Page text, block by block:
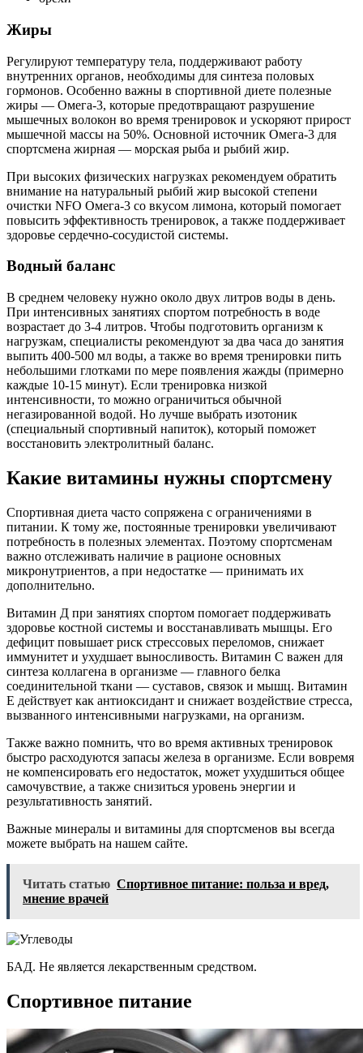
Жиры
Регулируют температуру тела, поддерживают работу
внутренних органов, необходимы для синтеза половых
гормонов. Особенно важны в спортивной диете полезные
жиры — Омега-3, которые предотвращают разрушение
мышечных волокон во время тренировок и ускоряют прирост
мышечной массы на 50%. Основной источник Омега-3 для
спортсмена жирная — морская рыба и рыбий жир.
При высоких физических нагрузках рекомендуем обратить
внимание на натуральный рыбий жир высокой степени
очистки NFO Омега-3 со вкусом лимона, который помогает
повысить эффективность тренировок, а также поддерживает
здоровье сердечно-сосудистой системы.
Водный баланс
В среднем человеку нужно около двух литров воды в день.
При интенсивных занятиях спортом потребность в воде
возрастает до 3-4 литров. Чтобы подготовить организм к
нагрузкам, специалисты рекомендуют за два часа до занятия
выпить 400-500 мл воды, а также во время тренировки пить
небольшими глотками по мере появления жажды (примерно
каждые 10-15 минут). Если тренировка низкой
интенсивности, то можно ограничиться обычной
негазированной водой. Но лучше выбрать изотоник
(специальный спортивный напиток), который поможет
восстановить электролитный баланс.
Какие витамины нужны спортсмену
Спортивная диета часто сопряжена с ограничениями в
питании. К тому же, постоянные тренировки увеличивают
потребность в полезных элементах. Поэтому спортсменам
важно отслеживать наличие в рационе основных
микронутриентов, а при недостатке — принимать их
дополнительно.
Витамин Д при занятиях спортом помогает поддерживать
здоровье костной системы и восстанавливать мышцы. Его
дефицит повышает риск стрессовых переломов, снижает
иммунитет и ухудшает выносливость. Витамин С важен для
синтеза коллагена в организме — главного белка
соединительной ткани — суставов, связок и мышц. Витамин
Е действует как антиоксидант и снижает воздействие стресса,
вызванного интенсивными нагрузками, на организм.
Также важно помнить, что во время активных тренировок
быстро расходуются запасы железа в организме. Если вовремя
не компенсировать его недостаток, может ухудшиться общее
самочувствие, а также снизиться уровень энергии и
результативность занятий.
Важные минералы и витамины для спортсменов вы всегда
можете выбрать на нашем сайте.
Читать статью Спортивное питание: польза и вред,
мнение врачей
БАД. Не является лекарственным средством.
Спортивное питание